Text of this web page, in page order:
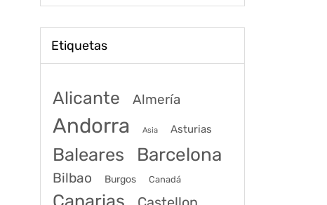
Etiquetas
Alicante Almería
Andorra Asia Asturias
Baleares Barcelona
Bilbao Burgos Canadá
Canarias